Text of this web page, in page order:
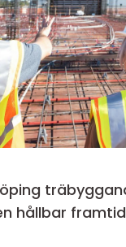
för ett
hållbar framtid